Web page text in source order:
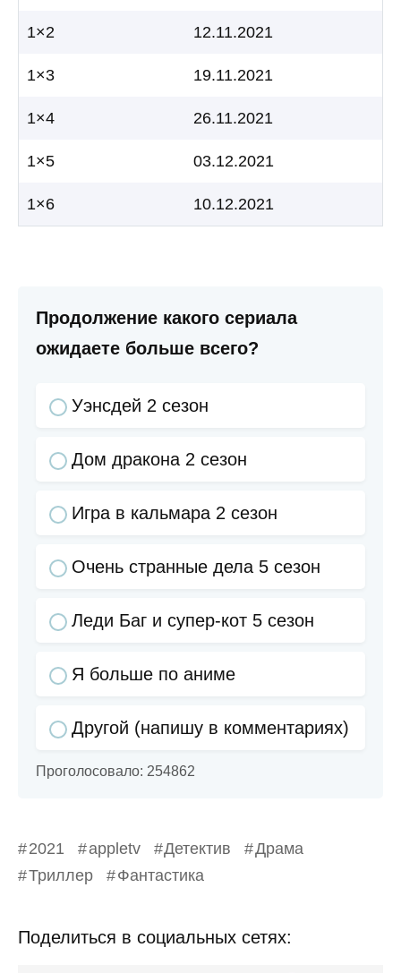
1×2 12.11.2021
1×3 19.11.2021
1×4 26.11.2021
1×5 03.12.2021
1×6 10.12.2021
Продолжение какого сериала
ожидаете больше всего?
Уэнсдей 2 сезон
Дом дракона 2 сезон
Игра в кальмара 2 сезон
Очень странные дела 5 сезон
Леди Баг и супер-кот 5 сезон
Я больше по аниме
Другой (напишу в комментариях)
Проголосовало: 254862
2021 appletv Детектив
Драма
Триллер
Фантастика
Поделиться в социальных сетях: